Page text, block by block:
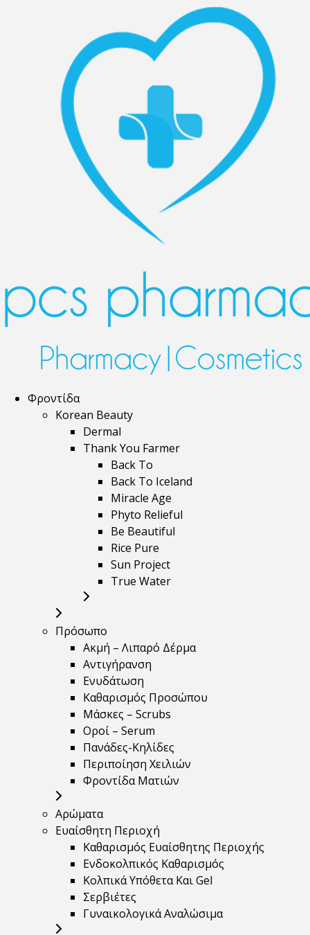
Φροντίδα
Korean Beauty
Dermal
Thank You Farmer
Back To
Back To Iceland
Miracle Age
Phyto Relieful
Be Beautiful
Rice Pure
Sun Project
True Water
Πρόσωπο
Ακμή – Λιπαρό Δέρμα
Αντιγήρανση
Ενυδάτωση
Καθαρισμός Προσώπου
Μάσκες – Scrubs
Οροί – Serum
Πανάδες-Κηλίδες
Περιποίηση Χειλιών
Φροντίδα Ματιών
Αρώματα
Ευαίσθητη Περιοχή
Καθαρισμός Ευαίσθητης Περιοχής
Ενδοκολπικός Καθαρισμός
Κολπικά Υπόθετα Και Gel
Σερβιέτες
Γυναικολογικά Αναλώσιμα